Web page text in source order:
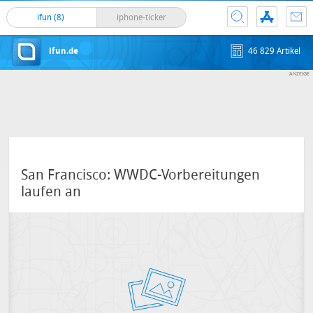
ifun (8) iphone-ticker
ifun.de 46 829 Artikel
San Francisco: WWDC-Vorbereitungen
laufen an